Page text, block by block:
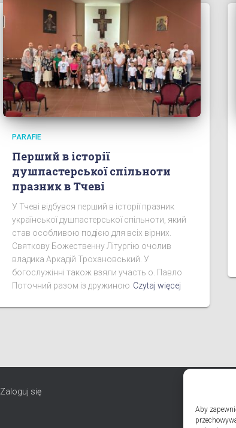
Aby
PARAFIE
Перший в історії
душпастерської спільноти
празник в Тчеві
У Тчеві відбувся перший в історії празник
української душпастерської спільноти, який
став особливою подією для всіх вірних.
Святкову Божественну Літургію очолив
владика Аркадій Трохановський. У
богослужінні також взяли участь о. Павло
Поточний разом із дружиною Czytaj więcej
Zaloguj się